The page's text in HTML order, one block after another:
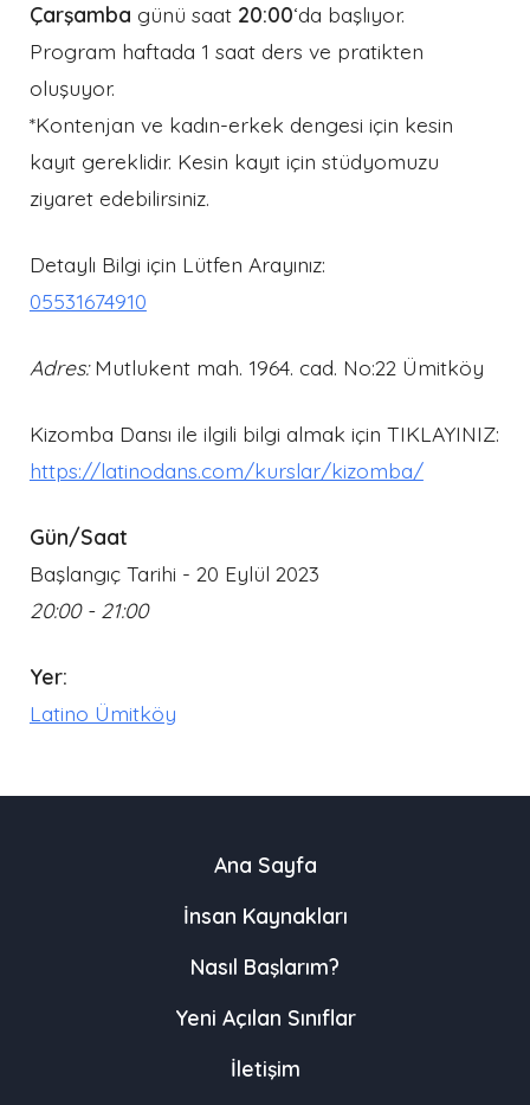
Çarşamba günü saat 20:00‘da başlıyor.
Program haftada 1 saat ders ve pratikten
oluşuyor.
*Kontenjan ve kadın-erkek dengesi için kesin
kayıt gereklidir. Kesin kayıt için stüdyomuzu
ziyaret edebilirsiniz.
Detaylı Bilgi için Lütfen Arayınız:
05531674910
Adres:Mutlukent mah. 1964. cad. No:22 Ümitköy
Kizomba Dansı ile ilgili bilgi almak için TIKLAYINIZ:
https://latinodans.com/kurslar/kizomba/
Gün/Saat
Başlangıç Tarihi - 20 Eylül 2023
20:00 - 21:00
Yer:
Latino Ümitköy
Ana Sayfa
İnsan Kaynakları
Nasıl Başlarım?
Yeni Açılan Sınıflar
İletişim